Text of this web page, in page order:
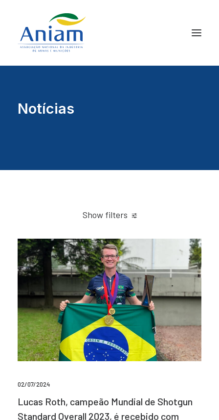
Notícias
Show filters
02/07/2024
Lucas Roth, campeão Mundial de Shotgun
Standard Overall 2023, é recebido com